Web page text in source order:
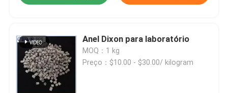
Anel Dixon para laboratório
MOQ：1 kg
Preço：$10.00 - $30.00/ kilogram